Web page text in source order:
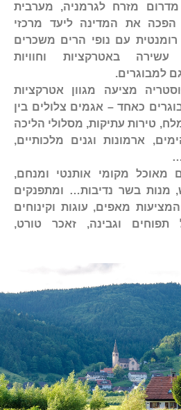
מזרח לגרמניה, מערבית
הפכה את המדינה ליעד מרכזי
עם נופי הרים משכרים
באטרקציות וחוויות
למבוגרים.
מציעה מגוון אטרקציות
כאחד – אגמים צלולים בין
טירות עתיקות, מסלולי הליכה
ארמונות וגנים מלכותיים,
מאוכל מקומי אותנטי ומנחם,
מנות בשר נדיבות… ומתפנקים
מאפים, עוגות וקינוחים
תפוחים וגבינה, זאכר טורט,